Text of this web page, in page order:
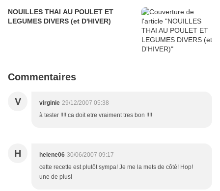
NOUILLES THAI AU POULET ET
LEGUMES DIVERS (et D'HIVER)
Commentaires
V virginie 29/12/2007 05:38
à tester !!!! ca doit etre vraiment tres bon !!!!
H helene06 30/06/2007 09:17
cette recette est plutôt sympa! Je me la mets de côté! Hop!
une de plus!